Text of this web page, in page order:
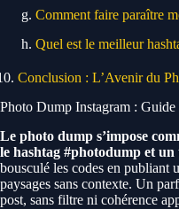
Comment faire paraître
Quel est le meilleur
Conclusion : L’Avenir du
Photo Dump Instagram :
Le photo dump s’impose
le hashtag #photodump et un
bousculé les codes en publiant
paysages sans contexte. Un
post, sans filtre ni cohérence